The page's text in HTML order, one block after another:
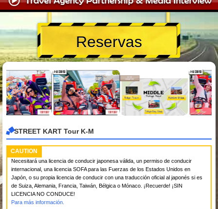
Reservas
STREET KART Tour K-M
CAUTION
Necesitará una licencia de conducir japonesa válida, un permiso de conducir
internacional, una licencia SOFA para las Fuerzas de los Estados Unidos en
Japón, o su propia licencia de conducir con una traducción oficial al japonés si es
de Suiza, Alemania, Francia, Taiwán, Bélgica o Mónaco. ¡Recuerde! ¡SIN
LICENCIA NO CONDUCE!
Para más información.